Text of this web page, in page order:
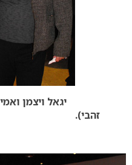
יגאל ויצמן
זהבי). יגאל